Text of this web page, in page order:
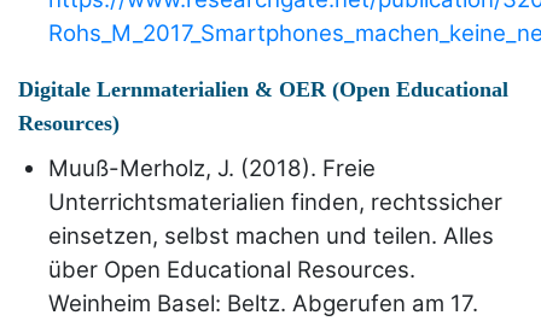
Digitale Lernmaterialien & OER (Open Educational
Resources)
Muuß-Merholz, J. (2018). Freie
Unterrichtsmaterialien finden, rechtssicher
einsetzen, selbst machen und teilen. Alles
über Open Educational Resources.
Weinheim Basel: Beltz. Abgerufen am 17.